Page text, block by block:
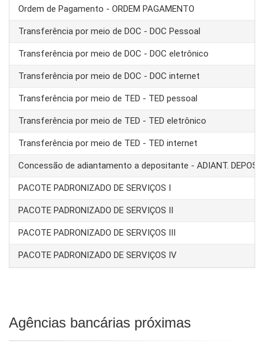
Ordem de Pagamento - ORDEM PAGAMENTO
Transferência por meio de DOC - DOC Pessoal
Transferência por meio de DOC - DOC eletrônico
Transferência por meio de DOC - DOC internet
Transferência por meio de TED - TED pessoal
Transferência por meio de TED - TED eletrônico
Transferência por meio de TED - TED internet
Concessão de adiantamento a depositante - ADIANT.
PACOTE PADRONIZADO DE SERVIÇOS I
PACOTE PADRONIZADO DE SERVIÇOS II
PACOTE PADRONIZADO DE SERVIÇOS III
PACOTE PADRONIZADO DE SERVIÇOS IV
Agências bancárias próximas